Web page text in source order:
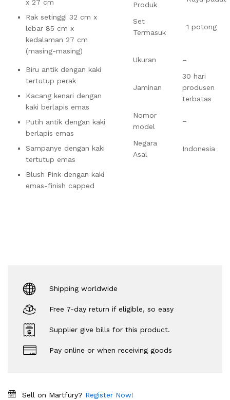
x 27 cm
Rak setinggi 32 cm x
lebar 85 cm x
kedalaman 27 cm
(masing-masing)
Biru antik dengan kaki
tertutup perak
Kacang kenari dengan
kaki berlapis emas
Putih antik dengan kaki
berlapis emas
Sampanye dengan kaki
tertutup emas
Blush Pink dengan kaki
emas-finish capped
Produk
Set
Termasuk
1 potong
Ukuran –
Jaminan
30 hari
produsen
terbatas
Nomor
model
–
Negara
Asal
Indonesia
Shipping worldwide
Free 7-day return if eligible, so easy
Supplier give bills for this product.
Pay online or when receiving goods
Sell on Martfury? Register Now!